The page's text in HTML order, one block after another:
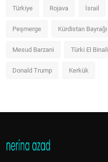
Türkiye Rojava İsrail
Peşmerge Kürdistan Bayrağı
Mesud Barzani Türki El Binali
Donald Trump Kerkük